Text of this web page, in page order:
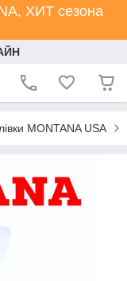
ХИТ сезона
MONTANA USA